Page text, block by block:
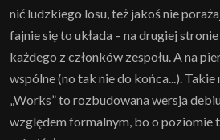
nić ludzkiego losu, też jakoś nie
fajnie się to układa – na drugiej
każdego z członków zespołu. A na
wspólne (no tak nie do końca...). Takie
„Works” to rozbudowana wersja
względem formalnym, bo o poziomie